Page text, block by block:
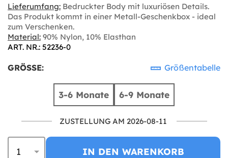
Lieferumfang: Bedruckter Body mit luxuriösen Details.
Das Produkt kommt in einer Metall-Geschenkbox - ideal
zum Verschenken.
Material: 90% Nylon, 10% Elasthan
ART. NR.: 52236-0
GRÖSSE: Größentabelle
3-6 Monate 6-9 Monate
ZUSTELLUNG AM 2026-08-11
IN DEN WARENKORB